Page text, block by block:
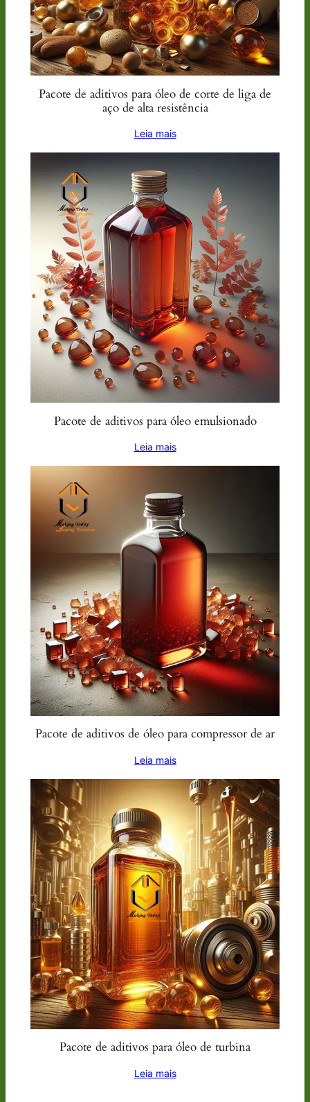
Pacote de aditivos para óleo de corte de liga de
aço de alta resistência
Leia mais
Pacote de aditivos para óleo emulsionado
Leia mais
Pacote de aditivos de óleo para compressor de ar
Leia mais
Pacote de aditivos para óleo de turbina
Leia mais